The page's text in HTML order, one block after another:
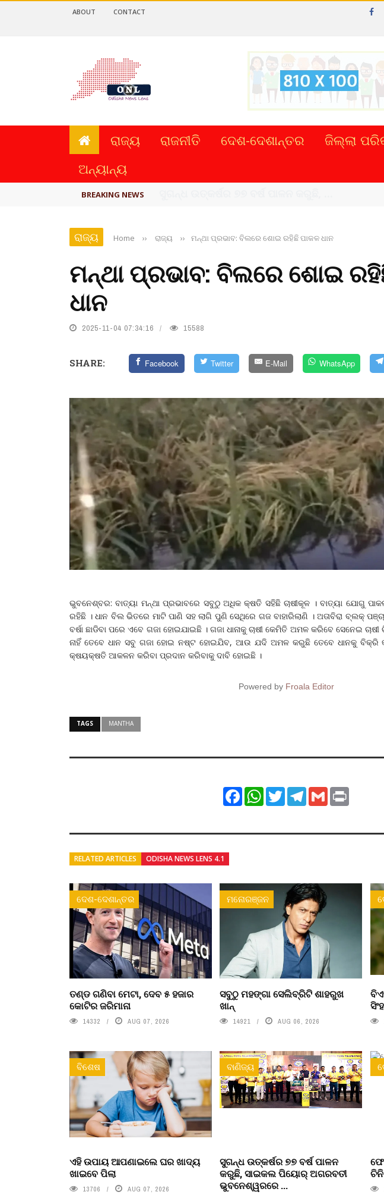
ABOUT CONTACT
ରାଜ୍ୟ ରାଜନୀତି ଦେଶ-ଦେଶାନ୍ତର ଜିଲ୍ଲା
ଅନ୍ୟାନ୍ୟ
BREAKING NEWS
ରାଜ୍ୟ Home ›› ରାଜ୍ୟ ›› ମନ୍ଥା ପ୍ରଭାବ: ବିଲରେ ଶୋଇ ରହିଛି ପାକଳ ଧାନ
ମନ୍ଥା ପ୍ରଭାବ: ବିଲରେ ଶୋଇ
ଧାନ
2025-11-04 07:34:16 15588
SHARE: Facebook Twitter E-Mail WhatsApp
ଭୁବନେଶ୍ବର: ବାତ୍ୟା ମନ୍ଥା ପ୍ରଭାବରେ ସବୁଠୁ ଅଧିକ କ୍ଷତି ସହିଛି ଚାଷୀକୂଳ । ବାତ୍ୟା ଯୋଗୁ
ରହିଛି । ଧାନ ବିଲ ଭିତରେ ମାଟି ପାଣି ସହ ଲାଗି ପୁଣି ସେଥିରେ ଗଜ ବାହାରିଲାଣି । ଅତାବିରା ବ୍ଲକ୍‌
ବର୍ଷା ଛାଡିବା ପରେ ଏବେ ଗଜା ହୋଇଯାଇଛି । ଗଜା ଧାନାକୁ ଚାଷୀ କେମିତି ଅମଳ କରିବେ ସେନେଇ
ନାହିଁ ତେବେ ଧାନ ସବୁ ଗଜା ହୋଇ ନଷ୍ଟ ହୋଇଯିବ, ଆଉ ଯଦି ଅମଳ କରୁଛି ତେବେ ଧାନକୁ ବିକ୍ରି
କ୍ଷୟକ୍ଷତି ଆକଳନ କରିବା ପ୍ରଦାନ କରିବାକୁ ଦାବି ହୋଇଛି ।
Powered by Froala Editor
TAGS MANTHA
FacebookWhatsApp
TwitterTelegram
Gmail
RELATED ARTICLES ODISHA NEWS LENS 4.1
ଦେଶ-ଦେଶାନ୍ତର
ତଣ୍ଡ ଗଣିବା ମେଟା, ଦେବ ୫ ହଜାର
କୋଟିର ଜରିମାନା
14332 AUG 07, 2026
ମନୋରଞ୍ଜନ
ସବୁଠୁ ମହଙ୍ଗା ସେଲିବ୍ରିଟି ଶାହରୁଖ
ଖାନ୍
14921 AUG 06, 2026
ବିଶେଷ
ଏହି ଉପାୟ ଆପଣାଇଲେ ଘର ଖାଦ୍ୟ
ଖାଇବେ ପିଲା
13706 AUG 07, 2026
ବାଣିଜ୍ୟ
ସୁଗନ୍ଧ ଉତ୍କର୍ଷର ୭୭ ବର୍ଷ ପାଳନ
କରୁଛି, ସାଇକଲ ପିୟୋର୍‌ ଅଗରବତୀ
ଭୁବନେଶ୍ୱରରେ ...